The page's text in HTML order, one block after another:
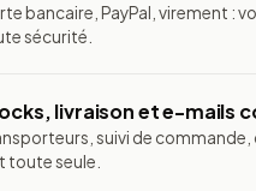
bancaire, PayPal, virement :
sécurité.
livraison et e-mails
suivi de
toute seule.